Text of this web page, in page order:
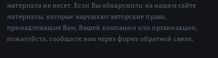
материала не несет. Если Вы обнаружили на нашем сайте
материалы, которые нарушают авторские права,
принадлежащие Вам, Вашей компании или организации,
пожалуйста, сообщите нам через форму обратной связи.